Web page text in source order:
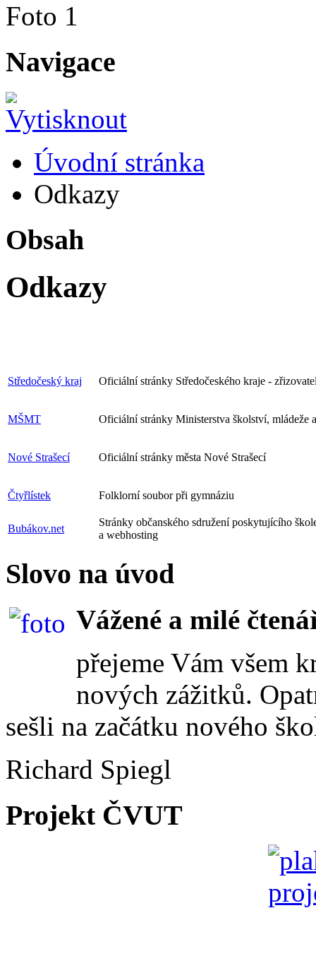
Foto 1
Navigace
Úvodní stránka
Odkazy
Obsah
Odkazy
Středočeský kraj Oficiální stránky Středočeského kraje -
MŠMT Oficiální stránky Ministerstva školství, mládeže
Nové Strašecí Oficiální stránky města Nové Strašecí
Čtyřlístek Folklorní soubor při gymnáziu
Bubákov.net
Stránky občanského sdružení poskytujícího
a webhosting
Slovo na úvod
Vážené a milé
přejeme Vám všem
nových zážitků.
sešli na začátku nového
Richard Spiegl
Projekt ČVUT